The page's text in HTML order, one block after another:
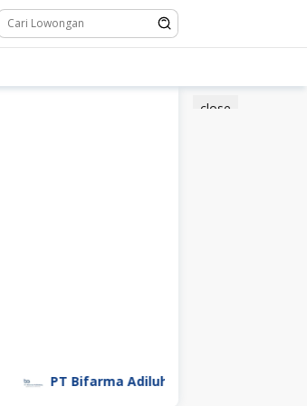
close
PT Bifarma Adiluhung (a Kalbe Company)